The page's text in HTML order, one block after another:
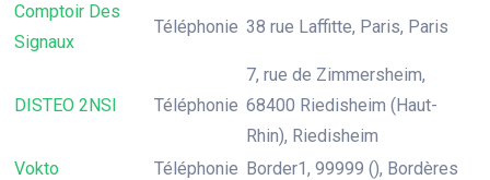
Comptoir Des
Signaux
Téléphonie 38 rue Laffitte, Paris, Paris
DISTEO 2NSI Téléphonie
7, rue de Zimmersheim,
68400 Riedisheim (Haut-
Rhin), Riedisheim
Vokto
Téléphonie Border1, 99999 (), Bordères